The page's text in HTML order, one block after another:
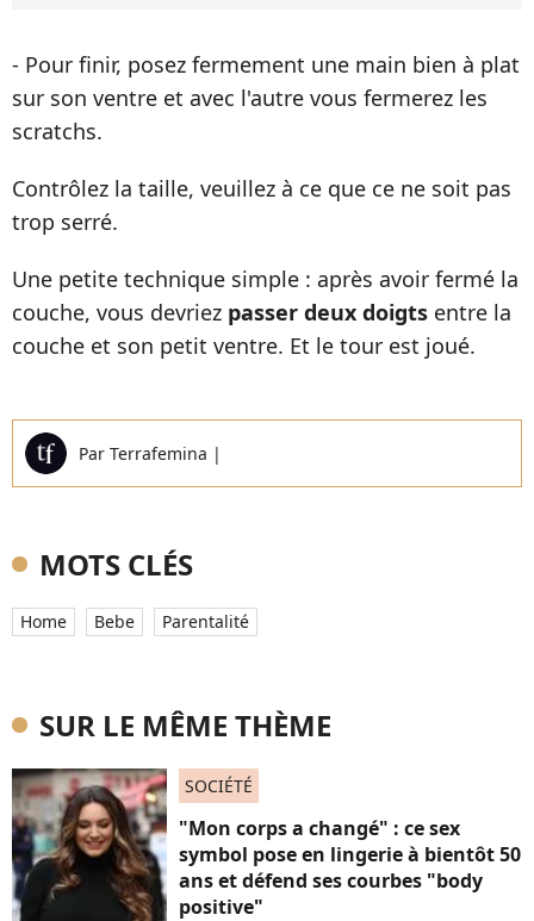
- Pour finir, posez fermement une main bien à plat
sur son ventre et avec l'autre vous fermerez les
scratchs.
Contrôlez la taille, veuillez à ce que ce ne soit pas
trop serré.
Une petite technique simple : après avoir fermé la
couche, vous devriez passer deux doigts entre la
couche et son petit ventre. Et le tour est joué.
Par Terrafemina |
MOTS CLÉS
Home Bebe Parentalité
SUR LE MÊME THÈME
SOCIÉTÉ
"Mon corps a changé" : ce sex
symbol pose en lingerie à bientôt 50
ans et défend ses courbes "body
positive"